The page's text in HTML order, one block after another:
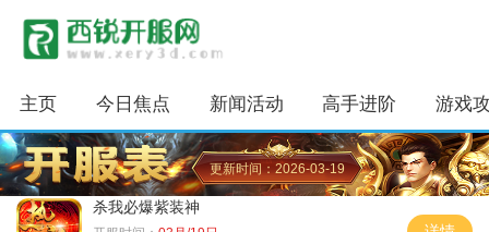
主页 今日焦点 新闻活动 高手进阶 游戏
更新时间：2026-03-19
杀我必爆紫装神